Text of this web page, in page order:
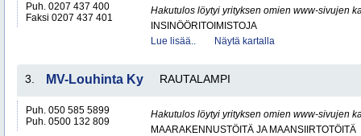
Puh. 0207 437 400
Faksi 0207 437 401
Hakutulos löytyi yrityksen omien www-sivujen
INSINÖÖRITOIMISTOJA
Lue lisää..
Näytä kartalla
3. MV-Louhinta Ky RAUTALAMPI
Puh. 050 585 5899
Puh. 0500 132 809
Hakutulos löytyi yrityksen omien www-sivujen
MAARAKENNUSTÖITÄ JA MAANSIIRTOTÖITÄ